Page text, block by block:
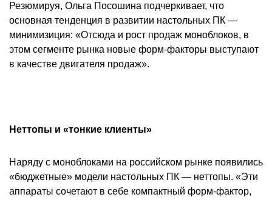
Резюмируя, Ольга Посошина подчеркивает, что
основная тенденция в развитии настольных ПК —
минимизиция: «Отсюда и рост продаж моноблоков, в
этом сегменте рынка новые форм-факторы выступают
в качестве двигателя продаж».
Неттопы и «тонкие клиенты»
Наряду с моноблоками на российском рынке появились
«бюджетные» модели настольных ПК — неттопы. «Эти
аппараты сочетают в себе компактный форм-фактор,